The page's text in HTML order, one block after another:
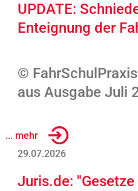
UPDATE:
Enteignung der
©
aus Ausgabe Juli
... mehr
29.07.2026
Juris.de: